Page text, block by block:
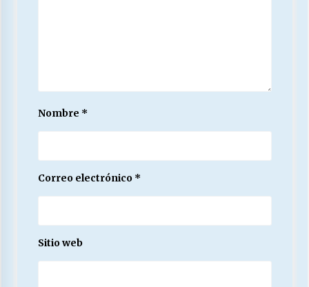
Nombre *
Correo electrónico *
Sitio web